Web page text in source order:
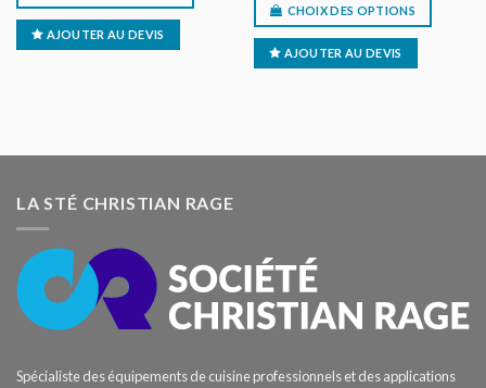
AJOUTER AU DEVIS
CHOIX DES OPTIONS
AJOUTER AU DEVIS
LA STÉ CHRISTIAN RAGE
Spécialiste des équipements de cuisine professionnels et des applications